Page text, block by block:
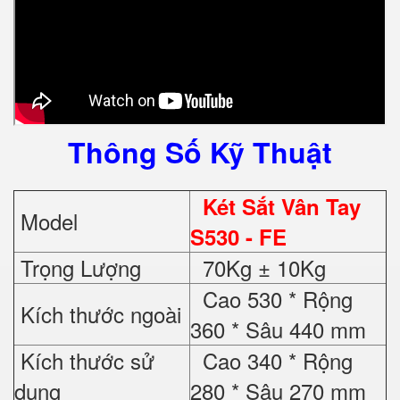
Thông Số Kỹ Thuật
Model
Két Sắt Vân Tay
S530 - FE
Trọng Lượng
70Kg ± 10Kg
Kích thước ngoài
Cao 530 * Rộng
360 * Sâu 440 mm
Kích thước sử
dụng
Cao 340 * Rộng
280 * Sâu 270 mm